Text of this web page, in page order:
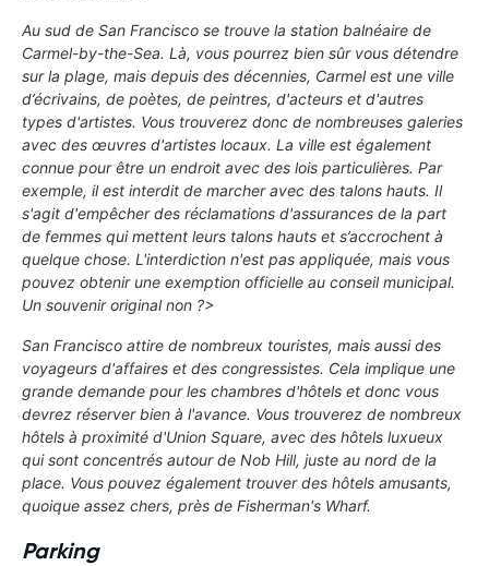
Au sud de San Francisco se trouve la station balnéaire de
Carmel-by-the-Sea. Là, vous pourrez bien sûr vous détendre
sur la plage, mais depuis des décennies, Carmel est une ville
d’écrivains, de poètes, de peintres, d'acteurs et d'autres
types d'artistes. Vous trouverez donc de nombreuses galeries
avec des œuvres d'artistes locaux. La ville est également
connue pour être un endroit avec des lois particulières. Par
exemple, il est interdit de marcher avec des talons hauts. Il
s'agit d'empêcher des réclamations d'assurances de la part
de femmes qui mettent leurs talons hauts et s’accrochent à
quelque chose. L'interdiction n'est pas appliquée, mais vous
pouvez obtenir une exemption officielle au conseil municipal.
Un souvenir original non ?>
San Francisco attire de nombreux touristes, mais aussi des
voyageurs d'affaires et des congressistes. Cela implique une
grande demande pour les chambres d'hôtels et donc vous
devrez réserver bien à l'avance. Vous trouverez de nombreux
hôtels à proximité d'Union Square, avec des hôtels luxueux
qui sont concentrés autour de Nob Hill, juste au nord de la
place. Vous pouvez également trouver des hôtels amusants,
quoique assez chers, près de Fisherman's Wharf.
Parking